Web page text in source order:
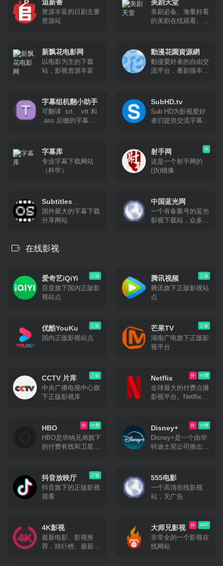
追新番
资源丰富的日剧主要
资源站
美剧天堂
美剧必备。海量好看
的美剧在线观看、最
新飘花电影网
以电影为主的下载
站，影视资源丰富
動漫花園資源網
動漫愛好者的自由交
流平台，番剧很丰
字幕组机翻小助手
可翻译 .srt、.vtt 和
.ass 后缀的字幕文
符，也可以使用您自
己的 API。
SubHD.tv
Sub HD为影视爱好
者们提供交流字幕的
字幕打分和评论，也
可以上传字幕与大家
分享。
字幕库
专业字幕下载网站
（科学）
伪
射手网
这是一个射手网的
(伪)镜像
Subtitles
Subtitles
国外最大的字幕下载
分享网站
中国蓝光网
一个有备案号的蓝光
影视下载站，众多新
在线影视
正版
爱奇艺iQiYi
百度旗下国内正版影
视站点
正版
腾讯视频
腾讯旗下正版影视站
点
正版
优酷YouKu
国内正版影视站点
正版
芒果TV
湖南广电旗下正版影
视平台
正版
CCTV 片库
中央广播电视中心旗
下正版影视库
付费
外
Netflix
全球最大的付费点播
影视平台。Netflix是
播的OTT服务公司。
付费
外
HBO
HBO是华纳兄弟旗下
的付费有线和卫星联
付费
外
Disney+
Disney+是一个由华
特迪士尼公司推出的
正版
抖音放映厅
抖音旗下的正版影视
观看
555电影
一个高清在线影视
站，无广告
4K影视
最新电影、影视推
荐，排行榜、最新美
APP
外
大师兄影视
非常全的一个影视在
线网站